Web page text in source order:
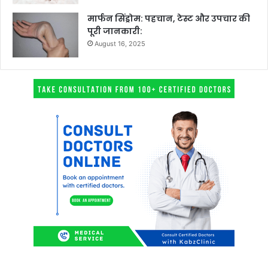
मार्फन सिंड्रोम: पहचान, टेस्ट और उपचार की
पूरी जानकारी:
August 16, 2025